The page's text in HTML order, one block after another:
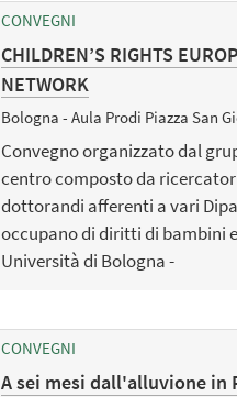
CONVEGNI
CHILDREN’S RIGHTS
NETWORK
Bologna - Aula Prodi Piazza San
Convegno organizzato dal
centro composto da
dottorandi afferenti a vari
occupano di diritti di bambini
Università di Bologna -
CONVEGNI
A sei mesi dall'alluvione in